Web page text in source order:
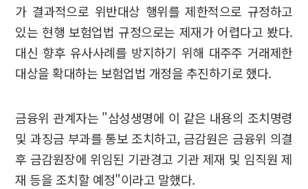
가 결과적으로 위반대상 행위를 제한적으로 규정하고
있는 현행 보험업법 규정으로는 제재가 어렵다고 봤다.
대신 향후 유사사례를 방지하기 위해 대주주 거래제한
대상을 확대하는 보험업법 개정을 추진하기로 했다.
금융위 관계자는 "삼성생명에 이 같은 내용의 조치명령
및 과징금 부과를 통보 조치하고, 금감원은 금융위 의결
후 금감원장에 위임된 기관경고 기관 제재 및 임직원 제
재 등을 조치할 예정"이라고 말했다.